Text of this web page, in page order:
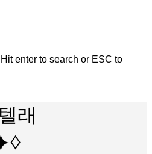
Hit enter to search or ESC to
래